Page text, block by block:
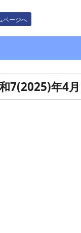
ページへ
7(2025)年4月